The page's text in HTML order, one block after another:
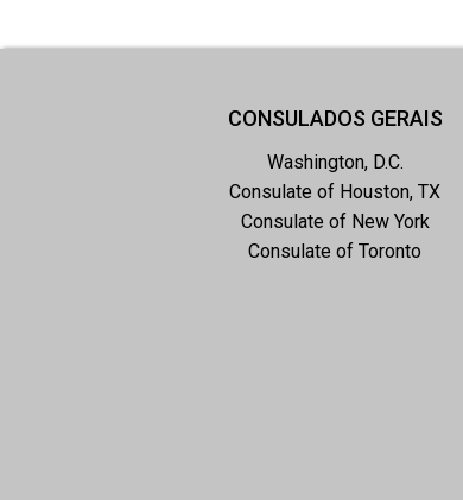
CONSULADOS GERAIS
Washington, D.C.
Consulate of Houston, TX
Consulate of New York
Consulate of Toronto